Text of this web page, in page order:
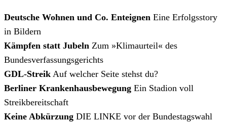
Deutsche Wohnen und Co. Enteignen Eine Erfolgsstory
in Bildern
Kämpfen statt Jubeln Zum »Klimaurteil« des
Bundesverfassungsgerichts
GDL-Streik Auf welcher Seite stehst du?
Berliner Krankenhausbewegung Ein Stadion voll
Streikbereitschaft
Keine Abkürzung DIE LINKE vor der Bundestagswahl